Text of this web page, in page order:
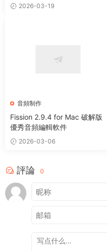
2026-03-19
音頻制作
Fission 2.9.4 for Mac 破解版
優秀音頻編輯軟件
2026-03-06
評論 0